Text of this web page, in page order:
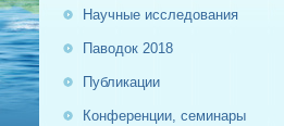
Научные исследования
Паводок 2018
Публикации
Конференции, семинары